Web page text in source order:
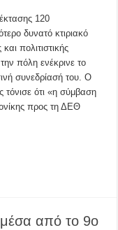
120
δυνατό κτιριακό
πολιτιστικής
πόλη ενέκρινε το
συνεδρίασή του. Ο
τόνισε ότι «η σύμβαση
προς τη ΔΕΘ
από το 9ο